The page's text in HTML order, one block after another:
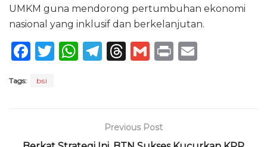
UMKM guna mendorong pertumbuhan ekonomi
nasional yang inklusif dan berkelanjutan.
F
c
T
W T
ra
T
d
G P
Tags: bsi
Previous Post